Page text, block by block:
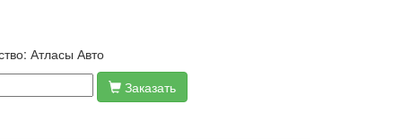
Атласы Авто
Заказать